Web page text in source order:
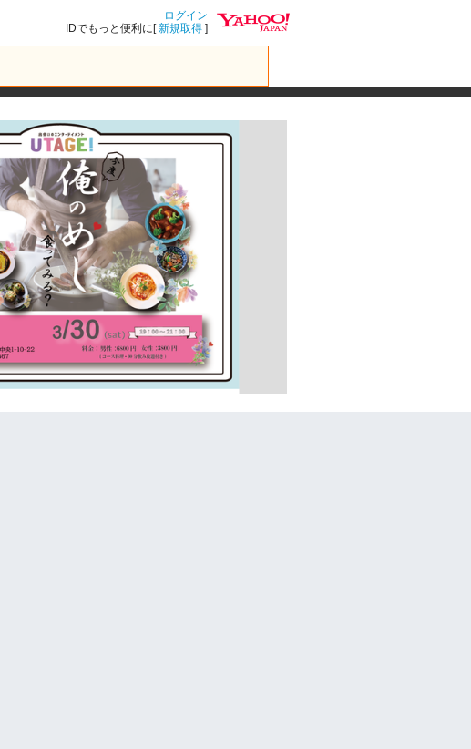
ログイン
IDでもっと便利に[新規取得 ]